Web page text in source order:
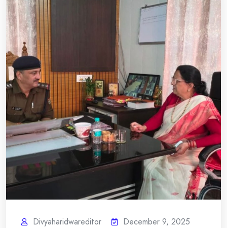
Divyaharidwareditor
December 9, 2025